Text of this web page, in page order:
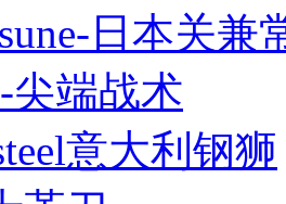
日本关兼
尖端战术
意大利钢狮